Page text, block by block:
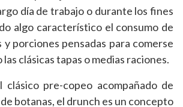
día de trabajo o durante los fines
algo característico el consumo de
y porciones pensadas para comerse
clásicas tapas o medias raciones.
pre-copeo acompañado de
botanas, el drunch es un concepto